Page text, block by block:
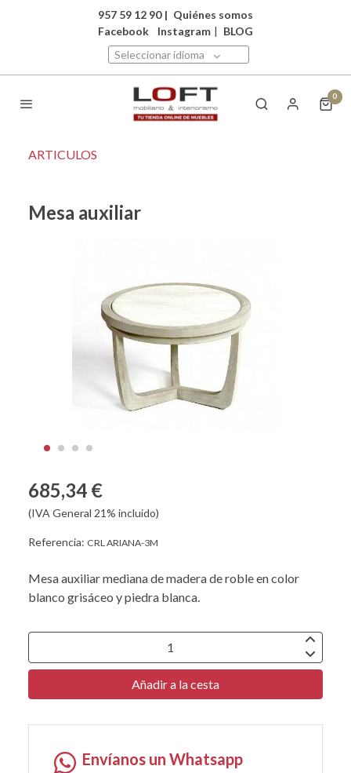
957 59 12 90 | Quiénes somos
Facebook
Instagram | BLOG
Seleccionar idioma
0
ARTICULOS
Mesa auxiliar
685,34 €
(IVA General 21% incluido)
Referencia: CRL ARIANA-3M
Mesa auxiliar mediana de madera de roble en color
blanco grisáceo y piedra blanca.
Añadir a la cesta
Envíanos un Whatsapp